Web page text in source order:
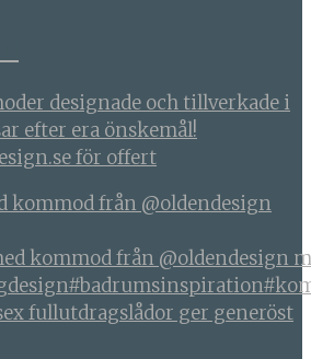
designade och tillverkade i
efter era önskemål!
för offert
kommod från @oldendesign
fullutdragslådor ger generöst